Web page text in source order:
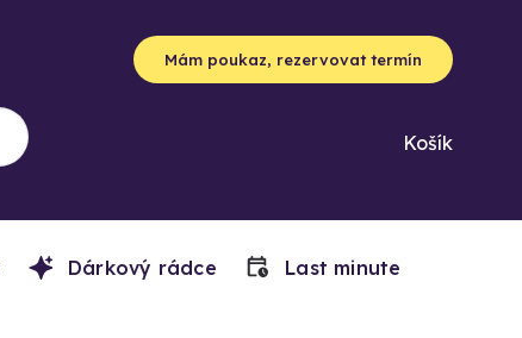
Mám poukaz, rezervovat termín
Košík
Dárkový rádce Last minute